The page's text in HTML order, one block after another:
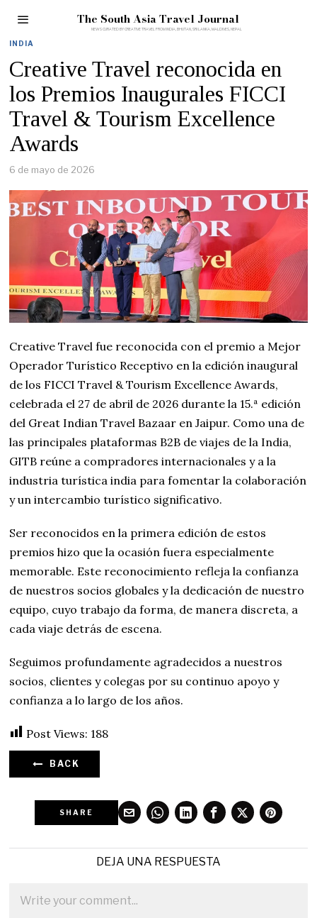
The South Asia Travel Journal
INDIA
Creative Travel reconocida en
los Premios Inaugurales FICCI
Travel & Tourism Excellence
Awards
6 de mayo de 2026
Creative Travel fue reconocida con el premio a Mejor
Operador Turístico Receptivo en la edición inaugural
de los FICCI Travel & Tourism Excellence Awards,
celebrada el 27 de abril de 2026 durante la 15.ª edición
del Great Indian Travel Bazaar en Jaipur. Como una de
las principales plataformas B2B de viajes de la India,
GITB reúne a compradores internacionales y a la
industria turística india para fomentar la colaboración
y un intercambio turístico significativo.
Ser reconocidos en la primera edición de estos
premios hizo que la ocasión fuera especialmente
memorable. Este reconocimiento refleja la confianza
de nuestros socios globales y la dedicación de nuestro
equipo, cuyo trabajo da forma, de manera discreta, a
cada viaje detrás de escena.
Seguimos profundamente agradecidos a nuestros
socios, clientes y colegas por su continuo apoyo y
confianza a lo largo de los años.
Post Views: 188
BACK
SHARE
DEJA UNA RESPUESTA